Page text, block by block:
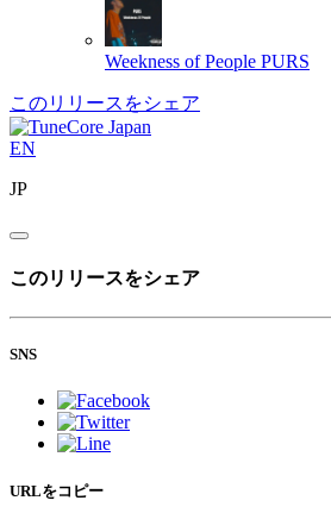
Weekness of People PURS
このリリースをシェア
EN
JP
このリリースをシェア
SNS
URLをコピー